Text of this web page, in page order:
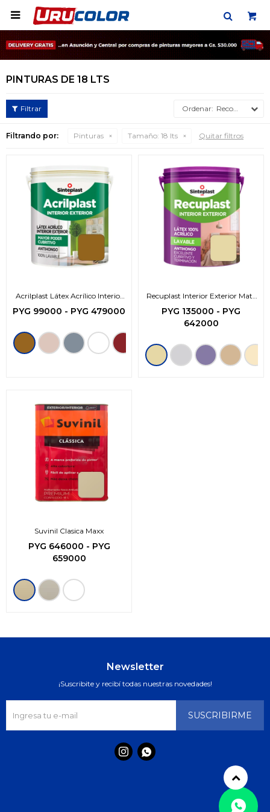

PINTURAS DE 18 LTS
Recomendados
Filtrando por: Pinturas Tamaño: 18 lts Quitar filtros
Acrilplast Látex Acrílico Interior
Exterior
PYG 99000 - PYG 479000
Recuplast Interior Exterior Mate
Premium
PYG 135000 - PYG
642000
Suvinil Clasica Maxx
PYG 646000 - PYG
659000
Newsletter
¡Suscribite y recibí todas nuestras novedades!
SUSCRIBIRME
 